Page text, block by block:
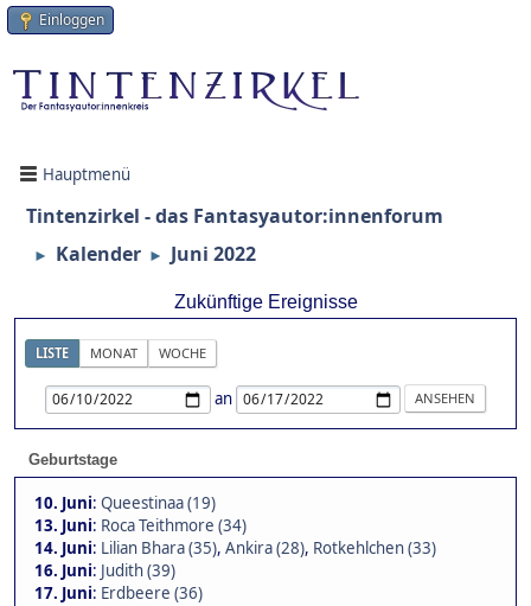
Einloggen
Hauptmenü
Tintenzirkel - das Fantasyautor:innenforum
► Kalender ► Juni 2022
Zukünftige Ereignisse
LISTE MONAT WOCHE
an
Geburtstage
10. Juni: Queestinaa (19)
13. Juni: Roca Teithmore (34)
14. Juni: Lilian Bhara (35), Ankira (28), Rotkehlchen (33)
16. Juni: Judith (39)
17. Juni: Erdbeere (36)